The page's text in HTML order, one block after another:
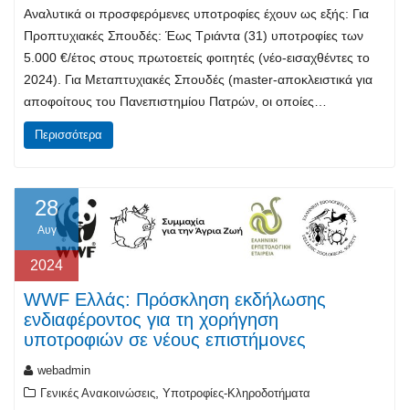
Αναλυτικά οι προσφερόμενες υποτροφίες έχουν ως εξής: Για
Προπτυχιακές Σπουδές: Έως Τριάντα (31) υποτροφίες των
5.000 €/έτος στους πρωτοετείς φοιτητές (νέο-εισαχθέντες το
2024). Για Μεταπτυχιακές Σπουδές (master-αποκλειστικά για
αποφοίτους του Πανεπιστημίου Πατρών, οι οποίες…
Περισσότερα
28
Αυγ
2024
WWF Ελλάς: Πρόσκληση εκδήλωσης
ενδιαφέροντος για τη χορήγηση
υποτροφιών σε νέους επιστήμονες
webadmin
Γενικές Ανακοινώσεις, Υποτροφίες-Κληροδοτήματα